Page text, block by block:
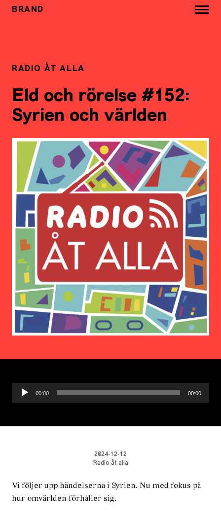
BRAND
RADIO ÅT ALLA
Eld och rörelse #152:
Syrien och världen
Ljudspelare
00:00 00:00
2024-12-12
Radio åt alla
Vi följer upp händelserna i Syrien. Nu med fokus på
hur omvärlden förhåller sig.